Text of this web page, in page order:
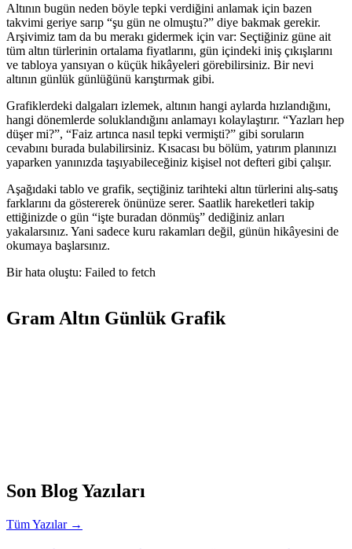
Altının bugün neden böyle tepki verdiğini anlamak için bazen
takvimi geriye sarıp “şu gün ne olmuştu?” diye bakmak gerekir.
Arşivimiz tam da bu merakı gidermek için var: Seçtiğiniz güne ait
tüm altın türlerinin ortalama fiyatlarını, gün içindeki iniş çıkışlarını
ve tabloya yansıyan o küçük hikâyeleri görebilirsiniz. Bir nevi
altının günlük günlüğünü karıştırmak gibi.
Grafiklerdeki dalgaları izlemek, altının hangi aylarda hızlandığını,
hangi dönemlerde soluklandığını anlamayı kolaylaştırır. “Yazları hep
düşer mi?”, “Faiz artınca nasıl tepki vermişti?” gibi soruların
cevabını burada bulabilirsiniz. Kısacası bu bölüm, yatırım planınızı
yaparken yanınızda taşıyabileceğiniz kişisel not defteri gibi çalışır.
Aşağıdaki tablo ve grafik, seçtiğiniz tarihteki altın türlerini alış-satış
farklarını da göstererek önünüze serer. Saatlik hareketleri takip
ettiğinizde o gün “işte buradan dönmüş” dediğiniz anları
yakalarsınız. Yani sadece kuru rakamları değil, günün hikâyesini de
okumaya başlarsınız.
Bir hata oluştu: Failed to fetch
Gram Altın Günlük Grafik
Son Blog Yazıları
Tüm Yazılar →